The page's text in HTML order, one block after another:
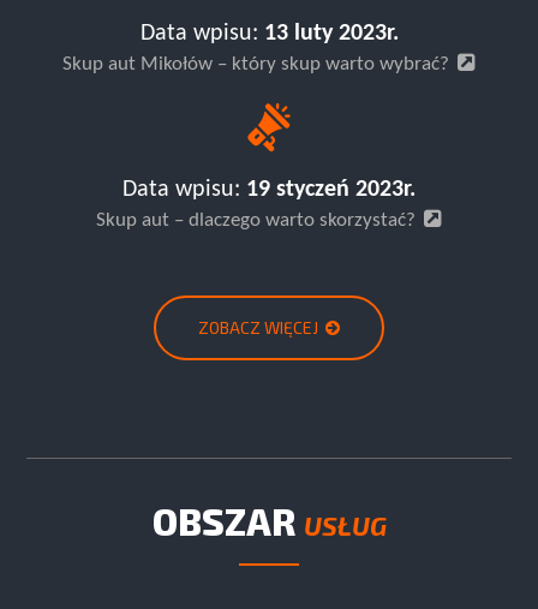
Data wpisu: 13 luty 2023r.
Skup aut Mikołów – który skup warto wybrać?
Data wpisu: 19 styczeń 2023r.
Skup aut – dlaczego warto skorzystać?
ZOBACZ WIĘCEJ
OBSZAR USŁUG